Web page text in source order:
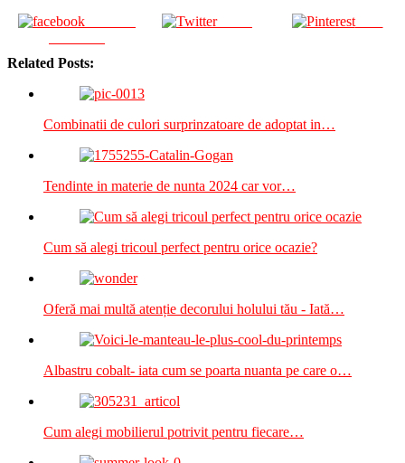
Tweet Save
Related Posts:
Combinatii de culori surprinzatoare de adoptat in…
Tendinte in materie de nunta 2024 car vor…
Cum să alegi tricoul perfect pentru orice ocazie?
Oferă mai multă atenție decorului holului tău - Iată…
Albastru cobalt- iata cum se poarta nuanta pe care o…
Cum alegi mobilierul potrivit pentru fiecare…